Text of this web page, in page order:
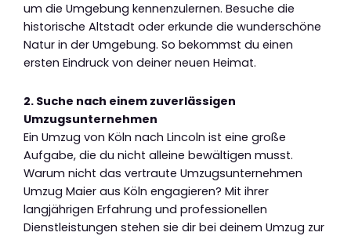
um die Umgebung kennenzulernen. Besuche die
historische Altstadt oder erkunde die wunderschöne
Natur in der Umgebung. So bekommst du einen
ersten Eindruck von deiner neuen Heimat.
2. Suche nach einem zuverlässigen
Umzugsunternehmen
Ein Umzug von Köln nach Lincoln ist eine große
Aufgabe, die du nicht alleine bewältigen musst.
Warum nicht das vertraute Umzugsunternehmen
Umzug Maier aus Köln engagieren? Mit ihrer
langjährigen Erfahrung und professionellen
Dienstleistungen stehen sie dir bei deinem Umzug zur